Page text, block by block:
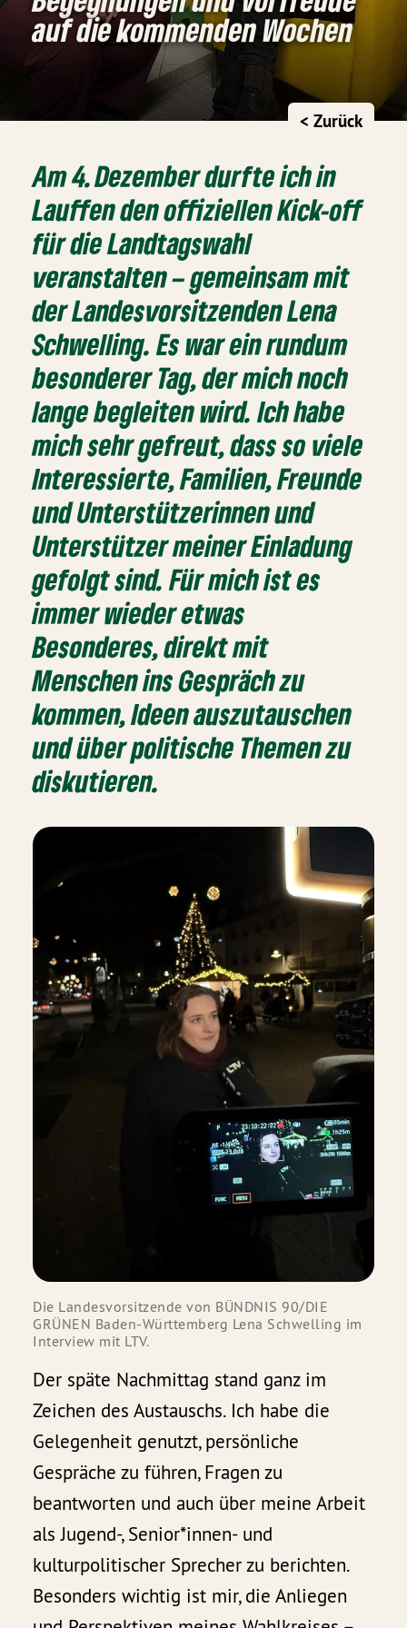
auf die kommenden Wochen
< Zurück
Am 4. Dezember durfte ich in
Lauffen den offiziellen Kick-off
für die Landtagswahl
veranstalten – gemeinsam mit
der Landesvorsitzenden Lena
Schwelling. Es war ein rundum
besonderer Tag, der mich noch
lange begleiten wird. Ich habe
mich sehr gefreut, dass so viele
Interessierte, Familien, Freunde
und Unterstützerinnen und
Unterstützer meiner Einladung
gefolgt sind. Für mich ist es
immer wieder etwas
Besonderes, direkt mit
Menschen ins Gespräch zu
kommen, Ideen auszutauschen
und über politische Themen zu
diskutieren.
Die Landesvorsitzende von BÜNDNIS 90/DIE
GRÜNEN Baden-Württemberg Lena Schwelling im
Interview mit LTV.
Der späte Nachmittag stand ganz im
Zeichen des Austauschs. Ich habe die
Gelegenheit genutzt, persönliche
Gespräche zu führen, Fragen zu
beantworten und auch über meine Arbeit
als Jugend-, Senior*innen- und
kulturpolitischer Sprecher zu berichten.
Besonders wichtig ist mir, die Anliegen